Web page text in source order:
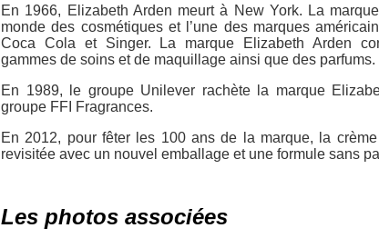
En 1966, Elizabeth Arden meurt à New York. La
monde des cosmétiques et l’une des marques
Coca Cola et Singer. La marque Elizabeth Arden
gammes de soins et de maquillage ainsi que des parfums.
En 1989, le groupe Unilever rachète la marque
groupe FFI Fragrances.
En 2012, pour fêter les 100 ans de la marque, la
revisitée avec un nouvel emballage et une formule sans
Les photos associées